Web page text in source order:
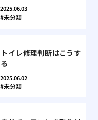
2025.06.03
未分類
トイレ修理判断はこうす
る
2025.06.02
未分類